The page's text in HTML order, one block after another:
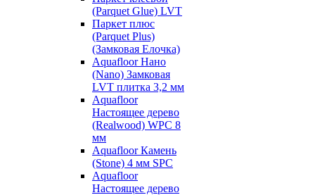
(Parquet Glue) LVT
Паркет плюс
(Parquet Plus)
(Замковая Елочка)
Aquafloor Нано
(Nano) Замковая
LVT плитка 3,2 мм
Aquafloor
Настоящее дерево
(Realwood) WPC 8
мм
Aquafloor Камень
(Stone) 4 мм SPC
Aquafloor
Настоящее дерево